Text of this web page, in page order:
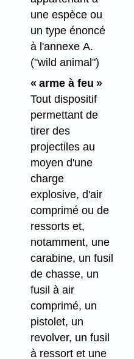
une espèce ou
un type énoncé
à l'annexe A.
("wild animal")
« arme à feu »
Tout dispositif
permettant de
tirer des
projectiles au
moyen d'une
charge
explosive, d'air
comprimé ou de
ressorts et,
notamment, une
carabine, un fusil
de chasse, un
fusil à air
comprimé, un
pistolet, un
revolver, un fusil
à ressort et une